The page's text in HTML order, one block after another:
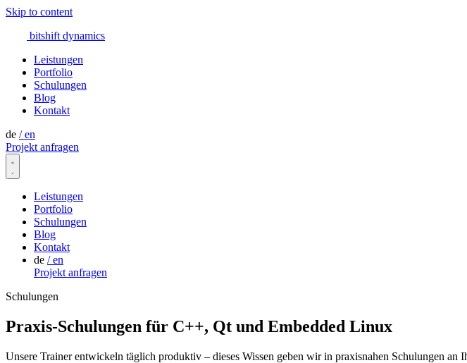
Skip to content
bitshift dynamics
Leistungen
Portfolio
Schulungen
Blog
Kontakt
de /en
Projekt anfragen
Leistungen
Portfolio
Schulungen
Blog
Kontakt
de /en
Projekt anfragen
Schulungen
Praxis-Schulungen für C++, Qt und Embedded Linux
Unsere Trainer entwickeln täglich produktiv – dieses Wissen geben wir in praxisnahen Schulungen